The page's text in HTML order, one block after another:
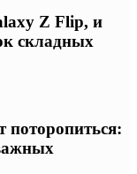
Z Flip, и
складных
поторопиться: